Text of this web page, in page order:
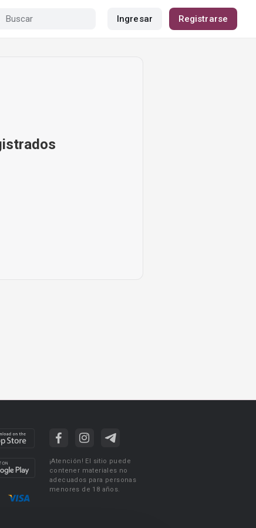
Ingresar Registrarse
¡Atención! El sitio puede
contener materiales no
adecuados para personas
menores de 18 años.